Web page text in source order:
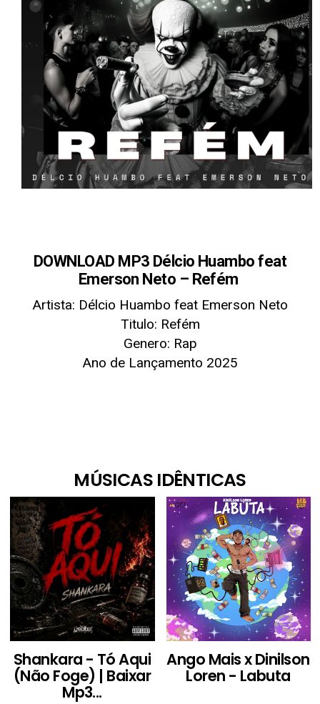
DOWNLOAD MP3 Délcio Huambo feat
Emerson Neto – Refém
Artista: Délcio Huambo feat Emerson Neto
Titulo: Refém
Genero: Rap
Ano de Lançamento 2025
MÚSICAS IDÊNTICAS
Shankara - Tó Aqui
(Não Foge) | Baixar
Mp3...
Ango Mais x Dinilson
Loren - Labuta